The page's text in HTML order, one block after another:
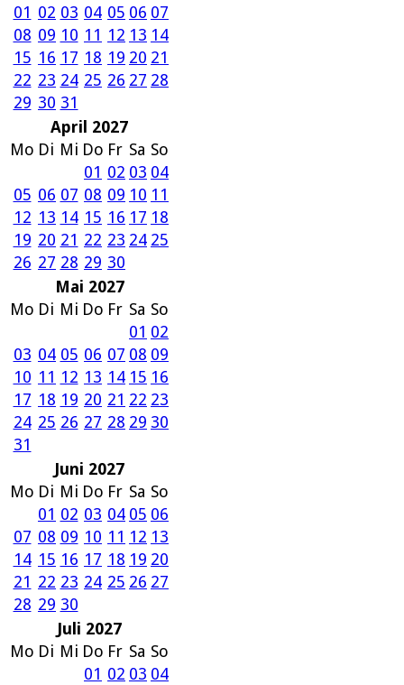
01 02 03 04 05 06 07
08 09 10 11 12 13 14
15 16 17 18 19 20 21
22 23 24 25 26 27 28
29 30 31
April 2027
Mo Di Mi Do Fr Sa So
01 02 03 04
05 06 07 08 09 10 11
12 13 14 15 16 17 18
19 20 21 22 23 24 25
26 27 28 29 30
Mai 2027
Mo Di Mi Do Fr Sa So
01 02
03 04 05 06 07 08 09
10 11 12 13 14 15 16
17 18 19 20 21 22 23
24 25 26 27 28 29 30
31
Juni 2027
Mo Di Mi Do Fr Sa So
01 02 03 04 05 06
07 08 09 10 11 12 13
14 15 16 17 18 19 20
21 22 23 24 25 26 27
28 29 30
Juli 2027
Mo Di Mi Do Fr Sa So
01 02 03 04